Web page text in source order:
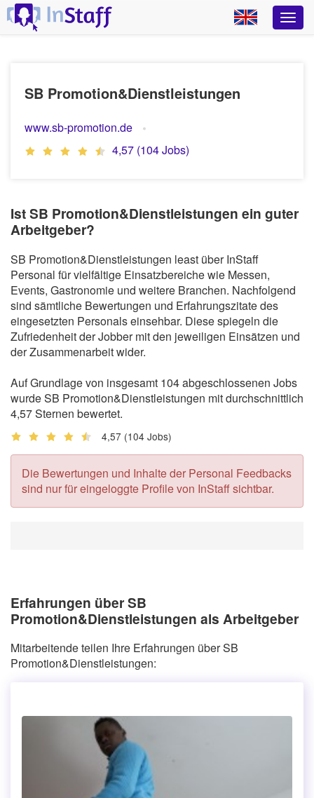
SB Promotion&Dienstleistungen
www.sb-promotion.de
4,57 (104 Jobs)
Ist SB Promotion&Dienstleistungen ein guter
Arbeitgeber?
SB Promotion&Dienstleistungen least über InStaff
Personal für vielfältige Einsatzbereiche wie Messen,
Events, Gastronomie und weitere Branchen. Nachfolgend
sind sämtliche Bewertungen und Erfahrungszitate des
eingesetzten Personals einsehbar. Diese spiegeln die
Zufriedenheit der Jobber mit den jeweiligen Einsätzen und
der Zusammenarbeit wider.
Auf Grundlage von insgesamt 104 abgeschlossenen Jobs
wurde SB Promotion&Dienstleistungen mit durchschnittlich
4,57 Sternen bewertet.
4,57 (104 Jobs)
Die Bewertungen und Inhalte der Personal Feedbacks
sind nur für eingeloggte Profile von InStaff sichtbar.
Erfahrungen über SB
Promotion&Dienstleistungen als Arbeitgeber
Mitarbeitende teilen Ihre Erfahrungen über SB
Promotion&Dienstleistungen: